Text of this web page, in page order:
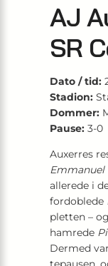
AJ
SR
Dato / tid:
Stadion:
Dommer:
Pause: 3-0
Auxerres
Emmanuel
allerede i
fordoblede
pletten –
hamrede
Dermed